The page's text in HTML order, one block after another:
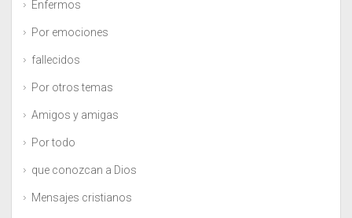
Enfermos
Por emociones
fallecidos
Por otros temas
Amigos y amigas
Por todo
que conozcan a Dios
Mensajes cristianos